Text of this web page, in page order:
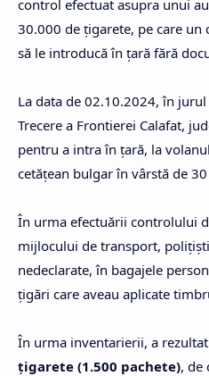
control efectuat asupra unui
30.000 de țigarete, pe care un
să le introducă în țară fără
La data de 02.10.2024, în
Trecere a Frontierei Calafat,
pentru a intra în țară, la
cetățean bulgar în vârstă de
În urma efectuării controlului
mijlocului de transport,
nedeclarate, în bagajele
țigări care aveau aplicate
În urma inventarierii, a
țigarete (1.500 pachete), de